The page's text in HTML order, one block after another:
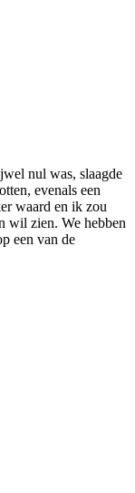
nul was, slaagde
evenals een
waard en ik zou
wil zien. We hebben
een van de